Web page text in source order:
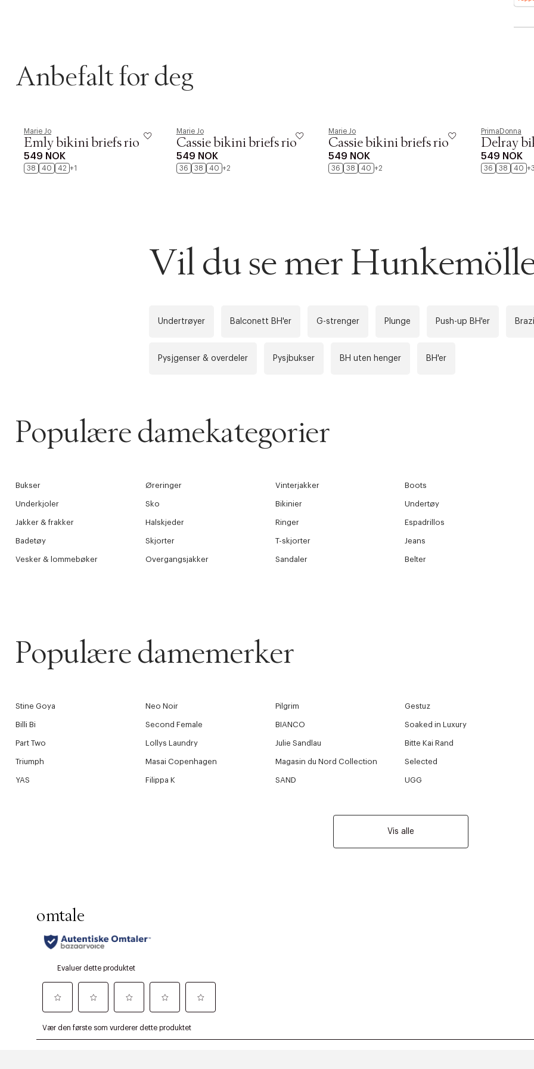
Anbefalt for deg
Marie Jo
Emly bikini briefs rio
549 NOK
38 40 42 +1
Marie Jo
Cassie bikini briefs rio
549 NOK
36 38 40 +2
Marie Jo
Cassie bikini briefs rio
549 NOK
36 38 40 +2
PrimaDonna
Delray
549 NOK
36 38 40
Vil du se mer
Undertrøyer Balconett BH'er G-strenger Plunge Push-up BH'er
Pysjgenser & overdeler Pysjbukser BH uten henger BH'er
Populære damekategorier
Bukser Øreringer Vinterjakker Boots
Underkjoler Sko Bikinier Undertøy
Jakker & frakker Halskjeder Ringer Espadrillos
Badetøy Skjorter T-skjorter Jeans
Vesker & lommebøker Overgangsjakker Sandaler Belter
Populære damemerker
Stine Goya Neo Noir Pilgrim Gestuz
Billi Bi Second Female BIANCO Soaked in Luxury
Part Two Lollys Laundry Julie Sandlau Bitte Kai Rand
Triumph Masai Copenhagen Magasin du Nord Collection Selected
YAS Filippa K SAND UGG
Vis alle
Gratis frakt over 699 NOK for Goodie-medlemmer
Få 10% på ditt første kjøp som medlem
LA OSS VISE VIDEOEN
Riktige informasjonskapsler
DESSVERRE KAN IKKE PRODUKTET BLI FUNNET